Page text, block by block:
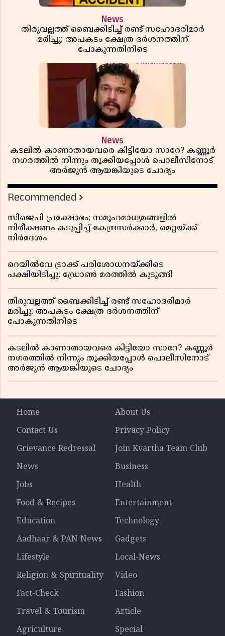
News
തിരുവല്ലത്ത് ബൈക്കിടിച്ച് രണ്ട് സഹോദരിമാർ
മരിച്ചു; അപകടം ക്ഷേത്ര ദർശനത്തിന്
പോകുന്നതിനിടെ
News
കടലിൽ കാണാതായവരെ കിട്ടിയോ സാറേ? കണ്ണൂർ
നഗരത്തിൽ നിന്നും തൂക്കിയപ്പോൾ പൊലീസിനോട്
അർജുൻ ആയങ്കിയുടെ ചോദ്യം
Recommended
സിജെപി പ്രക്ഷോഭം; സമൂഹമാധ്യമങ്ങളിൽ
നിരീക്ഷണം കടുപ്പിച്ച് കേന്ദ്രസർക്കാർ, മെറ്റയ്ക്ക്
നിർദേശം
റെയിൽവേ ട്രാക്ക് പരിശോധനയ്ക്കിടെ
പക്ഷിയിടിച്ചു; ഡ്രോൺ മരത്തിൽ കുടുങ്ങി
തിരുവല്ലത്ത് ബൈക്കിടിച്ച് രണ്ട് സഹോദരിമാർ
മരിച്ചു; അപകടം ക്ഷേത്ര ദർശനത്തിന്
പോകുന്നതിനിടെ
കടലിൽ കാണാതായവരെ കിട്ടിയോ സാറേ? കണ്ണൂർ
നഗരത്തിൽ നിന്നും തൂക്കിയപ്പോൾ പൊലീസിനോട്
അർജുൻ ആയങ്കിയുടെ ചോദ്യം
Home
About Us
Contact Us
Privacy Policy
Grievance Redressal
Join Kvartha Team Club
News
Business
Jobs
Health
Food & Recipes
Entertainment
Education
Technology
Aadhaar & PAN News
Gadgets
Lifestyle
Local-News
Religion & Spirituality
Video
Fact-Check
Fashion
Travel & Tourism
Article
Agriculture
Special